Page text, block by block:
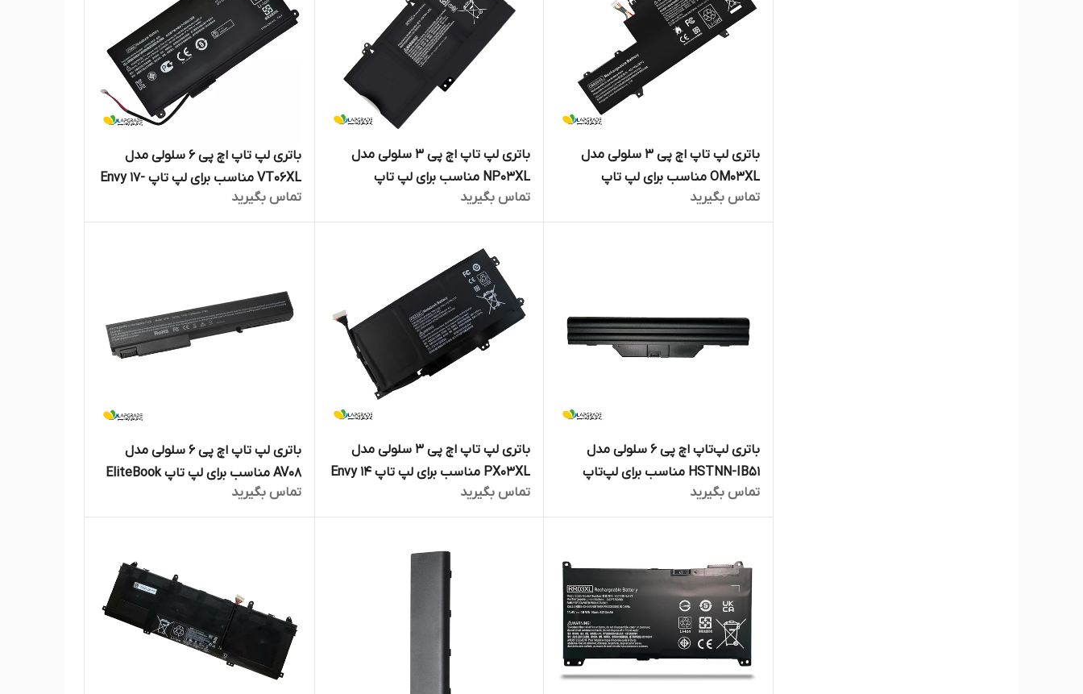
باتری لپ تاپ اچ پی 3 سلولی مدل
OM03XL مناسب برای لپ تاپ
EliteBook X360 1030 G2
تماس بگیرید
باتری لپ تاپ اچ پی 3 سلولی مدل
NP03XL مناسب برای لپ تاپ
Pavilion X360 13-A010DX
تماس بگیرید
باتری لپ تاپ اچ پی 6 سلولی مدل
VT06XL مناسب برای لپ تاپ Envy 17-
3000
تماس بگیرید
باتری لپ‌تاپ اچ پی 6 سلولی مدل
HSTNN-IB51 مناسب برای لپ‌تاپ
COMPAQ 6830S
تماس بگیرید
باتری لپ تاپ اچ پی 3 سلولی مدل
PX03XL مناسب برای لپ تاپ Envy 14
Touchsmart
تماس بگیرید
باتری لپ تاپ اچ پی 6 سلولی مدل
AV08 مناسب برای لپ تاپ EliteBook
8530W
تماس بگیرید